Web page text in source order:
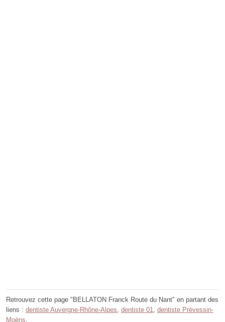
Retrouvez cette page "BELLATON Franck Route du Nant" en partant des
liens : dentiste Auvergne-Rhône-Alpes dentiste 01
dentiste Prévessin-
Moëns